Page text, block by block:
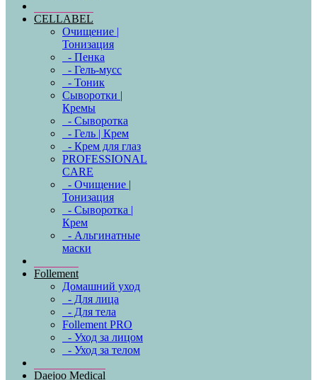
CELLABEL
Очищение |
Тонизация
- Пенка
- Гель-мусс
- Тоник
Сыворотки |
Кремы
- Сыворотка
- Гель | Крем
- Крем для глаз
PROFESSIONAL
CARE
- Очищение |
Тонизация
- Сыворотка |
Крем
- Альгинатные
маски
Follement
Домашний уход
- Для лица
- Для тела
Follement PRO
- Уход за лицом
- Уход за телом
Daejoo Medical